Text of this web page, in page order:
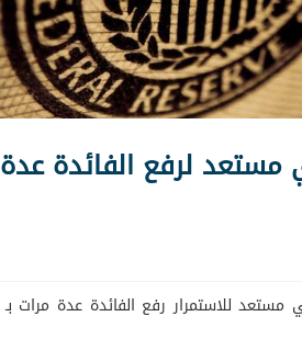
مستعد لرفع الفائدة عدة